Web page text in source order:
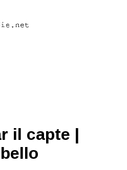
il capte |